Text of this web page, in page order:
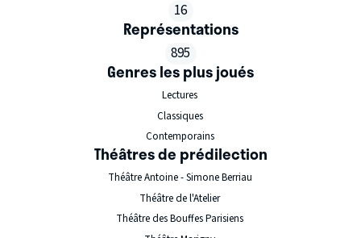
16
Représentations
895
Genres les plus joués
Lectures
Classiques
Contemporains
Théâtres de prédilection
Théâtre Antoine - Simone Berriau
Théâtre de l'Atelier
Théâtre des Bouffes Parisiens